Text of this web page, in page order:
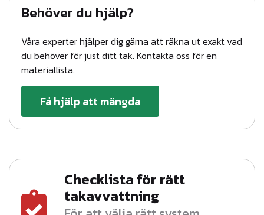
Behöver du hjälp?
Våra experter hjälper dig gärna att räkna ut exakt vad
du behöver för just ditt tak. Kontakta oss för en
materiallista.
Få hjälp att mängda
Checklista för rätt
takavvattning